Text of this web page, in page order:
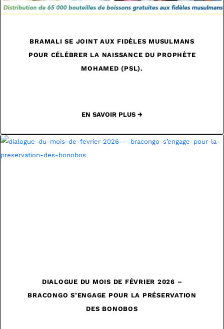
BRAMALI SE JOINT AUX FIDÈLES MUSULMANS
POUR CÉLÉBRER LA NAISSANCE DU PROPHÈTE
MOHAMED (PSL).
EN SAVOIR PLUS →
DIALOGUE DU MOIS DE FÉVRIER 2026 –
BRACONGO S’ENGAGE POUR LA PRÉSERVATION
DES BONOBOS